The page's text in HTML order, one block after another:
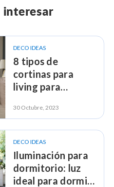
interesar
DECO IDEAS
8 tipos de
cortinas para
living para
decoración
30 Octubre, 2023
DECO IDEAS
Iluminación para
dormitorio: luz
ideal para dormir